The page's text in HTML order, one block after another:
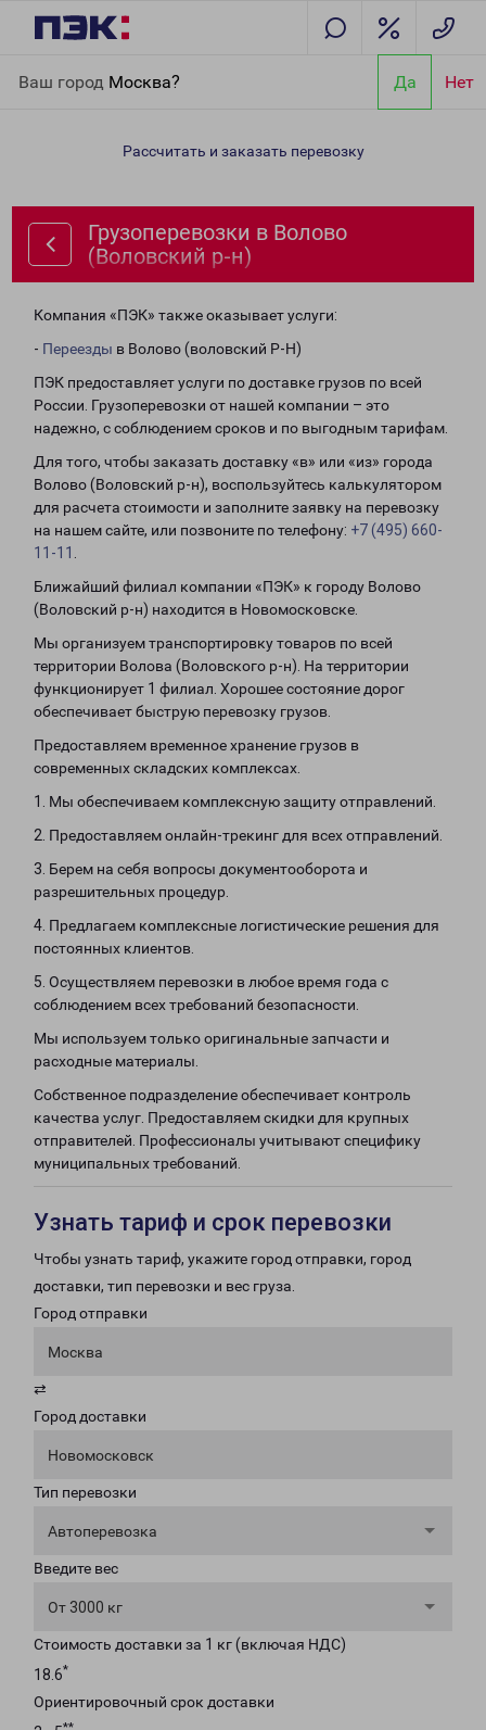
Ваш город Москва? Да Нет
р-н)
Рассчитать и заказать перевозку
Грузоперевозки в Волово
(Воловский р-н)
Компания «ПЭК» также оказывает услуги:
- Переезды в Волово (воловский Р-Н)
ПЭК предоставляет услуги по доставке грузов по всей
России. Грузоперевозки от нашей компании – это
надежно, с соблюдением сроков и по выгодным тарифам.
Для того, чтобы заказать доставку «в» или «из» города
Волово (Воловский р-н), воспользуйтесь калькулятором
для расчета стоимости и заполните заявку на перевозку
на нашем сайте, или позвоните по телефону: +7 (495) 660-
11-11
Ближайший филиал компании «ПЭК» к городу Волово
(Воловский р-н) находится в Новомосковске.
Мы организуем транспортировку товаров по всей
территории Волова (Воловского р-н). На территории
функционирует 1 филиал. Хорошее состояние дорог
обеспечивает быструю перевозку грузов.
Предоставляем временное хранение грузов в
современных складских комплексах.
1. Мы обеспечиваем комплексную защиту отправлений.
2. Предоставляем онлайн-трекинг для всех отправлений.
3. Берем на себя вопросы документооборота и
разрешительных процедур.
4. Предлагаем комплексные логистические решения для
постоянных клиентов.
5. Осуществляем перевозки в любое время года с
соблюдением всех требований безопасности.
Мы используем только оригинальные запчасти и
расходные материалы.
Собственное подразделение обеспечивает контроль
качества услуг. Предоставляем скидки для крупных
отправителей. Профессионалы учитывают специфику
муниципальных требований.
Узнать тариф и срок перевозки
Чтобы узнать тариф, укажите город отправки, город
доставки, тип перевозки и вес груза.
Город отправки
Москва
⇄
Город доставки
Новомосковск
Тип перевозки
Автоперевозка
Введите вес
От 3000 кг
Стоимость доставки за 1 кг (включая НДС)
18.6*
Ориентировочный срок доставки
**